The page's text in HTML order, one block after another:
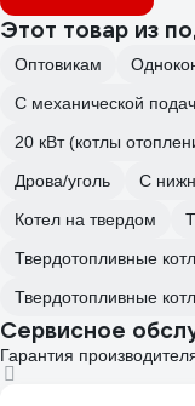
Этот товар из
Оптовикам
С механической
20 кВт (котлы
Дрова/уголь
С
Котел на твердом
Твердотопливные
Твердотопливные
Сервисное
Гарантия